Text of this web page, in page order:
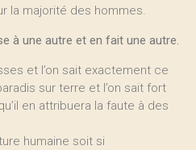
la majorité des hommes.
à une autre et en fait une autre.
et l’on sait exactement ce
sur terre et l’on sait fort
en attribuera la faute à des
humaine soit si